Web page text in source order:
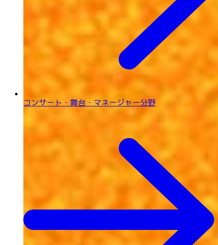
コンサート・舞台・ マネージャー分野